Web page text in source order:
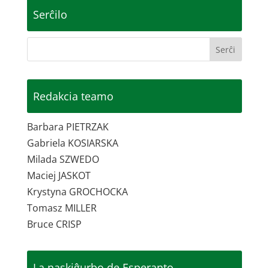
Serĉilo
Redakcia teamo
Barbara PIETRZAK
Gabriela KOSIARSKA
Milada SZWEDO
Maciej JASKOT
Krystyna GROCHOCKA
Tomasz MILLER
Bruce CRISP